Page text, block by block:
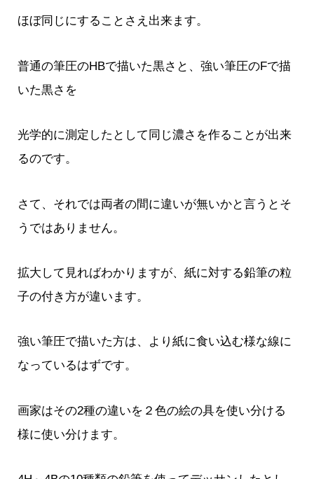
ほぼ同じにすることさえ出来ます。
普通の筆圧のHBで描いた黒さと、強い筆圧のFで描
いた黒さを
光学的に測定したとして同じ濃さを作ることが出来
るのです。
さて、それでは両者の間に違いが無いかと言うとそ
うではありません。
拡大して見ればわかりますが、紙に対する鉛筆の粒
子の付き方が違います。
強い筆圧で描いた方は、より紙に食い込む様な線に
なっているはずです。
画家はその2種の違いを２色の絵の具を使い分ける
様に使い分けます。